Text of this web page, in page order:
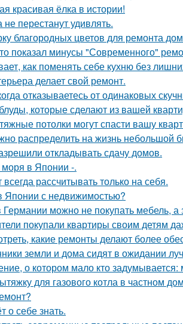
красивая ёлка в истории!
перестанут удивлять.
благородных цветов для ремонта
показал минусы "Современного"
как поменять себе кухню без
делает свой ремонт.
отказываетесь от одинаковых
которые сделают из вашей
потолки могут спасти вашу
распределить на жизнь небольшой
откладывать сдачу домов.
в Японии -.
рассчитывать только на себя.
Японии с недвижимостью?
можно не покупать мебель, а
покупали квартиры своим детям
какие ремонты делают более
земли и дома сидят в ожидании
о котором мало кто
для газового котла в частном
о себе знать.